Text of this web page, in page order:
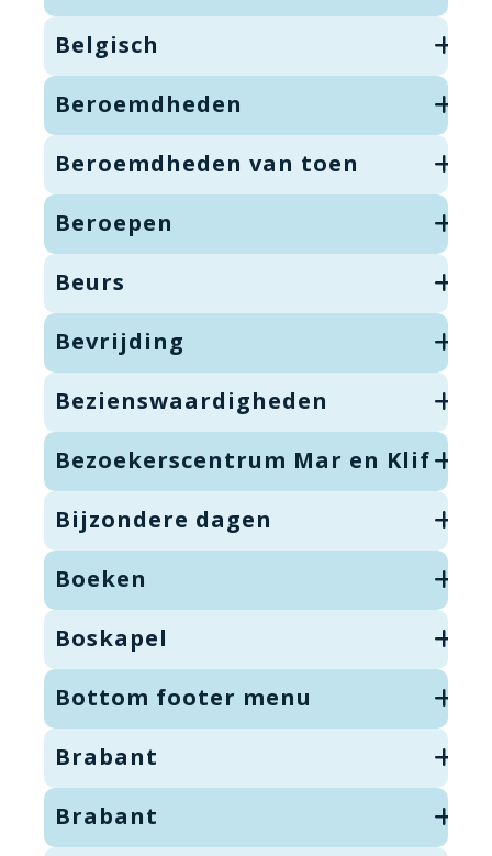
Belgisch
Beroemdheden
Beroemdheden van toen
Beroepen
Beurs
Bevrijding
Bezienswaardigheden
Bezoekerscentrum Mar en Klif
Bijzondere dagen
Boeken
Boskapel
Bottom footer menu
Brabant
Brabant